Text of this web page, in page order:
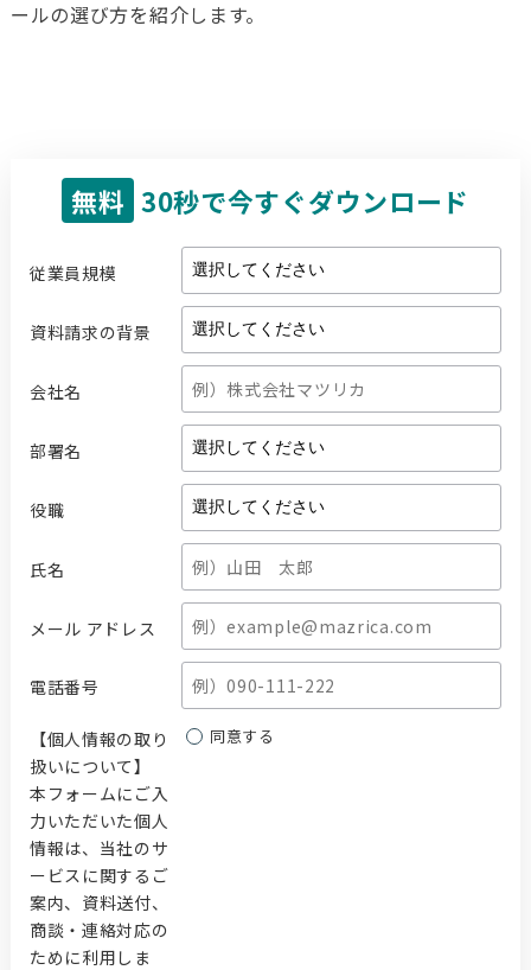
ールの選び方を紹介します。
無料 30秒で今すぐダウンロード
従業員規模
資料請求の背景
会社名
部署名
役職
氏名
メール アドレス
電話番号
【個人情報の取り
扱いについて】
本フォームにご入
力いただいた個人
情報は、当社のサ
ービスに関するご
案内、資料送付、
商談・連絡対応の
ために利用しま
同意する